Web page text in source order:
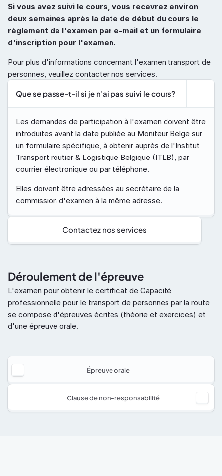
Si vous avez suivi le cours, vous recevrez environ
deux semaines après la date de début du cours le
règlement de l'examen par e-mail et un formulaire
d'inscription pour l'examen.
Pour plus d'informations concernant l'examen transport de
personnes, veuillez contacter nos services.
Que se passe-t-il si je n'ai pas suivi le cours?
Les demandes de participation à l'examen doivent être
introduites avant la date publiée au Moniteur Belge sur
un formulaire spécifique, à obtenir auprès de l'Institut
Transport routier & Logistique Belgique (ITLB), par
courrier électronique ou par téléphone.
Elles doivent être adressées au secrétaire de la
commission d'examen à la même adresse.
Contactez nos services
Déroulement de l'épreuve
L'examen pour obtenir le certificat de Capacité
professionnelle pour le transport de personnes par la route
se compose d'épreuves écrites (théorie et exercices) et
d'une épreuve orale.
Épreuve orale
Clause de non-responsabilité